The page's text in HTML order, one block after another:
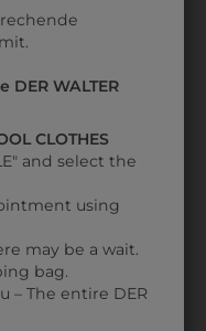
€ 85,90
WALTER
CLOTHES
and select the
using
may be a wait.
bag.
– The entire DER